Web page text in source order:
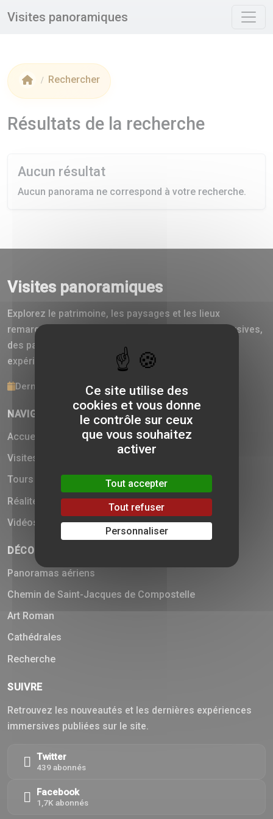
Visites panoramiques
Accueil
Rechercher
Résultats de la recherche
Aucun résultat
Aucun panorama ne correspond à votre recherche.
Visites panoramiques
Explorez le patrimoine, les paysages et les lieux
remarquables à travers des visites virtuelles immersives,
des panoramas aériens, des vidéos 360° et des
expériences en réalité virtuelle.
Dernière mise à jour : 5 août 2026
NAVIGATION
Accueil
Visites virtuelles
Tours
Réalité virtuelle
Vidéos 360°
DÉCOUVRIR
Panoramas aériens
Chemin de Saint-Jacques de Compostelle
Art Roman
Cathédrales
Recherche
SUIVRE
Retrouvez les nouveautés et les dernières expériences
immersives publiées sur le site.
Twitter
439 abonnés
Facebook
1,7K abonnés
Ce site utilise des
cookies et vous donne
le contrôle sur ceux
que vous souhaitez
activer
Tout accepter
Tout refuser
Personnaliser